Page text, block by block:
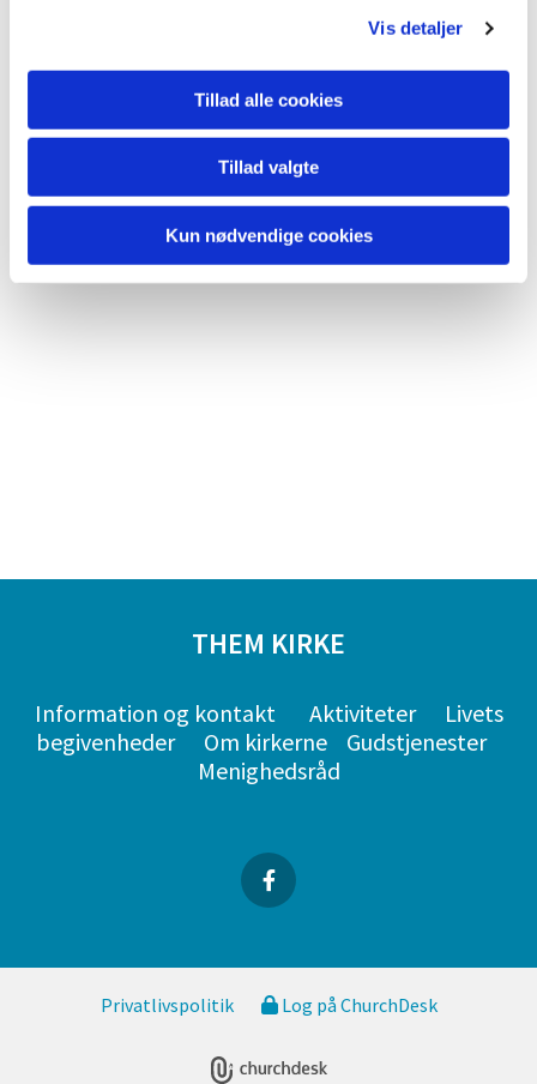
Vis detaljer
Tillad alle cookies
Tillad valgte
Kun nødvendige cookies
THEM KIRKE
Information og kontakt Aktiviteter
Livets
begivenheder
Om kirkerne
Gudstjenester
Menighedsråd
Privatlivspolitik Log på ChurchDesk